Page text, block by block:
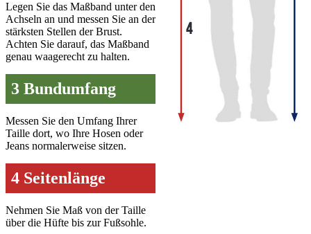
Legen Sie das Maßband unter den
Achseln an und messen Sie an der
stärksten Stellen der Brust.
Achten Sie darauf, das Maßband
genau waagerecht zu halten.
3 Bundumfang
Messen Sie den Umfang Ihrer
Taille dort, wo Ihre Hosen oder
Jeans normalerweise sitzen.
4 Seitenlänge
Nehmen Sie Maß von der Taille
über die Hüfte bis zur Fußsohle.